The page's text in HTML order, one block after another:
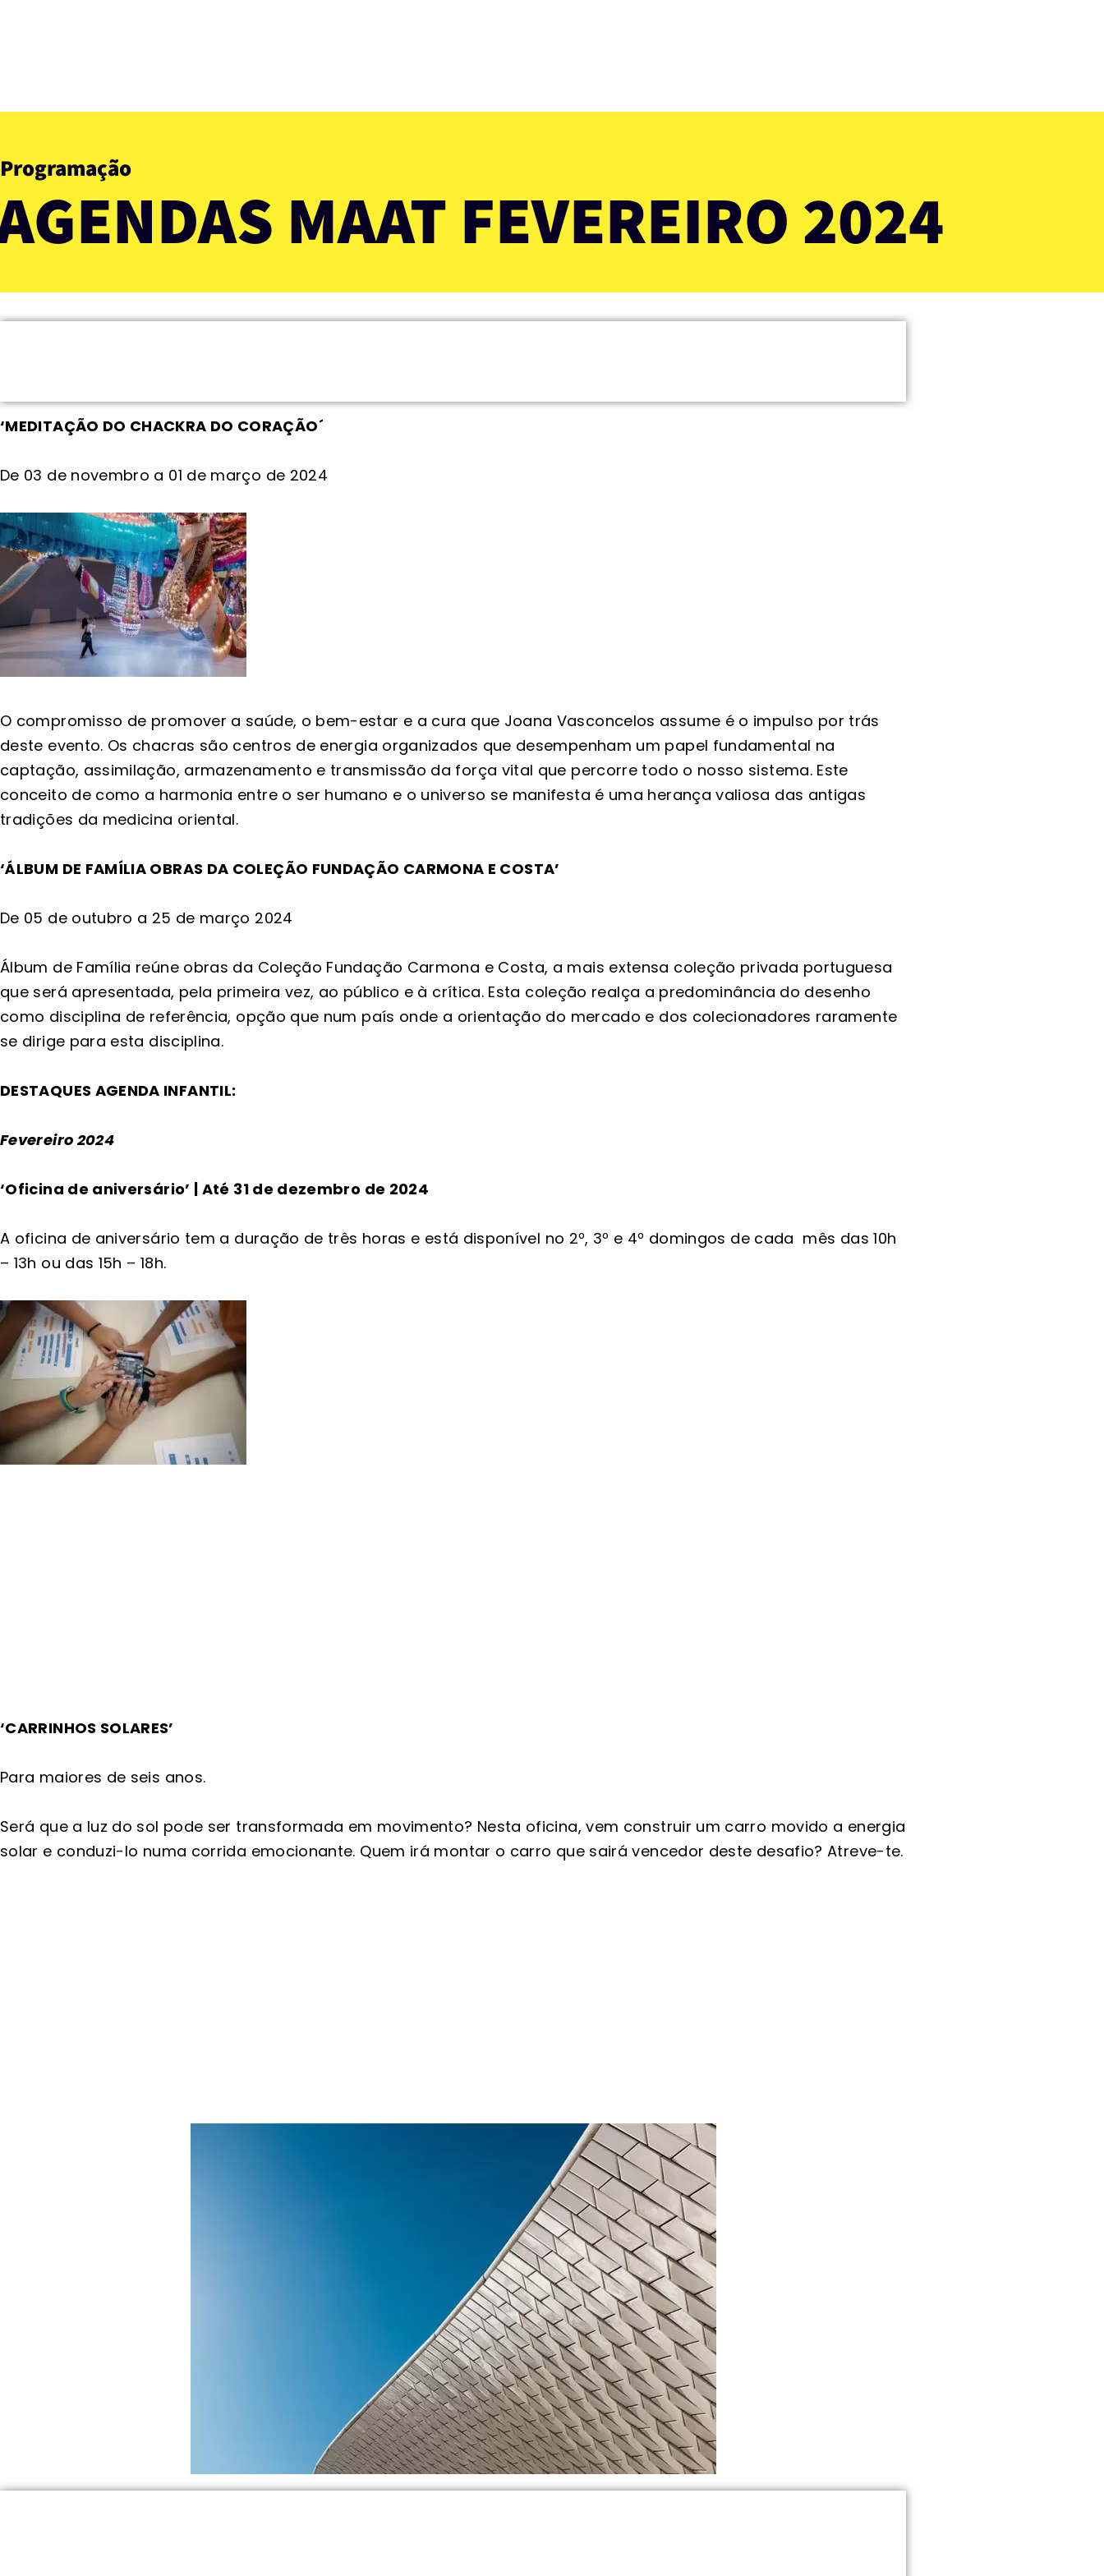
Programação
MAAT FEVEREIRO 2024
‘MEDITAÇÃO DO CHACKRA DO CORAÇÃO´
De 03 de novembro a 01 de março de 2024
O compromisso de promover a saúde, o bem-estar e a cura que Joana Vasconcelos assume é o impulso por trás
deste evento. Os chacras são centros de energia organizados que desempenham um papel fundamental na
captação, assimilação, armazenamento e transmissão da força vital que percorre todo o nosso sistema. Este
conceito de como a harmonia entre o ser humano e o universo se manifesta é uma herança valiosa das antigas
tradições da medicina oriental.
‘ÁLBUM DE FAMÍLIA OBRAS DA COLEÇÃO FUNDAÇÃO CARMONA E COSTA’
De 05 de outubro a 25 de março 2024
Álbum de Família reúne obras da Coleção Fundação Carmona e Costa, a mais extensa coleção privada portuguesa
que será apresentada, pela primeira vez, ao público e à crítica. Esta coleção realça a predominância do desenho
como disciplina de referência, opção que num país onde a orientação do mercado e dos colecionadores raramente
se dirige para esta disciplina.
DESTAQUES AGENDA INFANTIL:
Fevereiro 2024
‘Oficina de aniversário’ | Até 31 de dezembro de 2024
A oficina de aniversário tem a duração de três horas e está disponível no 2º, 3º e 4º domingos de cada mês das 10h
– 13h ou das 15h – 18h.
‘CARRINHOS SOLARES’
Para maiores de seis anos.
Será que a luz do sol pode ser transformada em movimento? Nesta oficina, vem construir um carro movido a energia
solar e conduzi-lo numa corrida emocionante. Quem irá montar o carro que sairá vencedor deste desafio? Atreve-te.